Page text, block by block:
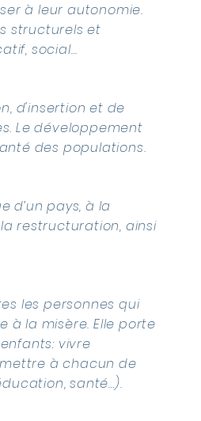
à leur autonomie.
structurels et
social…
d'insertion et de
Le développement
des populations.
d’un pays, à la
restructuration, ainsi
les personnes qui
à la misère. Elle porte
vivre
à chacun de
santé…).